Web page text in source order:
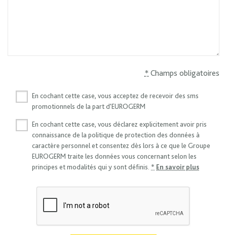
* Champs obligatoires
Preferences
En cochant cette case, vous acceptez de recevoir des sms
promotionnels de la part d'EUROGERM
Recevoir des offres promotionnelles
En cochant cette case, vous déclarez explicitement avoir pris
connaissance de la politique de protection des données à
caractère personnel et consentez dès lors à ce que le Groupe
EUROGERM traite les données vous concernant selon les
principes et modalités qui y sont définis. * En savoir plus(opens